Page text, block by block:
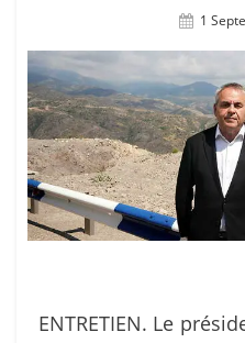
Posted
1
ENTRETIEN. Le